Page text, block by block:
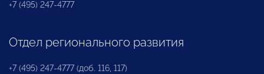
+7 (495) 247-4777
Отдел регионального развития
+7 (495) 247-4777 (доб. 116, 117)